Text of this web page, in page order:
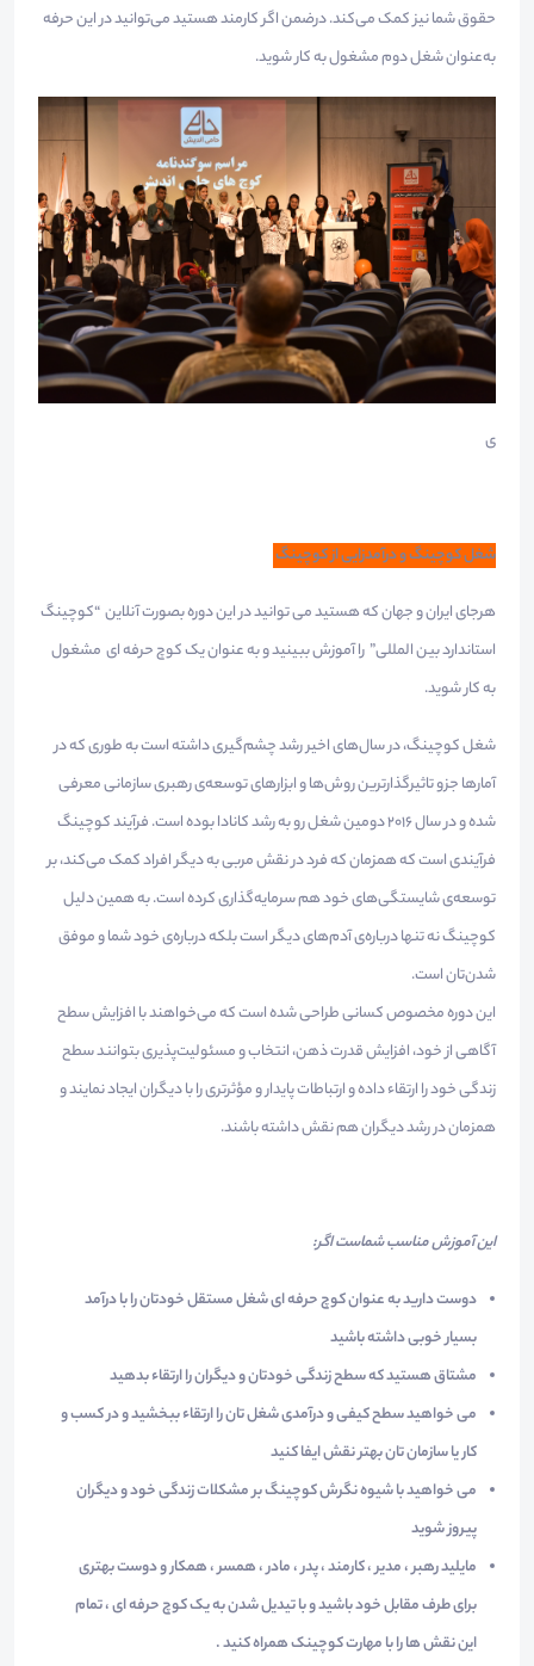
حقوق شما نیز کمک می‌کند. درضمن اگر کارمند هستید می‌توانید در این حرفه
به‌عنوان شغل دوم مشغول به کار شوید.
ی
شغل کوچینگ و درآمدزایی از کوچینگ
هرجای ایران و جهان که هستید می توانید در این دوره بصورت آنلاین “کوچینگ
استاندارد بین المللی” را آموزش ببینید و به عنوان یک کوچ حرفه ای مشغول
به کار شوید.
شغل کوچینگ، در سال‌های اخیر رشد چشم‌گیری داشته است به‌ طوری که در
آمارها جزو تاثیرگذارترین روش‌ها و ابزارهای توسعه‌ی رهبری سازمانی معرفی
شده و در سال 2016 دومین شغل رو به رشد کانادا بوده است. فرآیند کوچینگ
فرآیندی است که همزمان که فرد در نقش مربی به دیگر افراد کمک می‌کند، بر
توسعه‌ی شایستگی‌های خود هم سرمایه‌گذاری کرده است. به‌ همین دلیل
کوچینگ نه‌ تنها درباره‌ی آدم‌های دیگر است بلکه درباره‌ی خود شما و موفق
شدن‌‌تان است.
این دوره مخصوص کسانی طراحی شده است که می­‌خواهند با افزایش سطح‌
آگاهی از خود، افزایش قدرت ذهن، انتخاب و مسئولیت‌­پذیری بتوانند سطح
زندگی خود را ارتقاء داده و ارتباطات پایدار و مؤثرتری را با دیگران ایجاد نمایند و
همزمان در رشد دیگران هم نقش داشته باشند.
این آموزش مناسب شماست اگر:
دوست دارید به عنوان کوچ حرفه ای شغل مستقل خودتان را با درآمد
بسیار خوبی داشته باشید
مشتاق هستید که سطح زندگی خودتان و دیگران را ارتقاء بدهید
می خواهید سطح کیفی و درآمدی شغل تان را ارتقاء ببخشید و در کسب و
کار یا سازمان تان بهتر نقش ایفا کنید
می خواهید با شیوه نگرش کوچینگ بر مشکلات زندگی خود و دیگران
پیروز شوید
مایلید رهبر ، مدیر ، کارمند ، پدر ، مادر ، همسر ، همکار و دوست بهتری
برای طرف مقابل خود باشید و با تیدیل شدن به یک کوچ حرفه ای ، تمام
این نقش ها را با مهارت کوچینک همراه کنید .